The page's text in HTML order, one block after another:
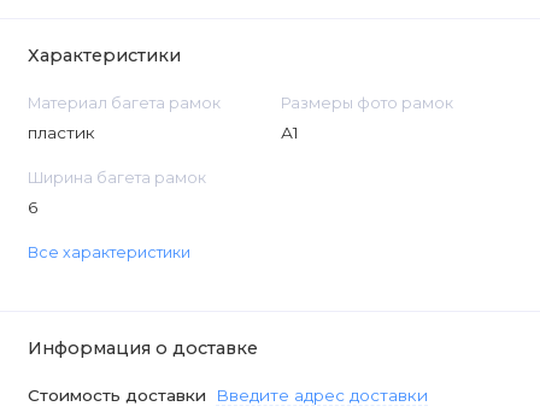
Характеристики
Материал багета рамок
пластик
Размеры фото рамок
А1
Ширина багета рамок
6
Все характеристики
Информация о доставке
Стоимость доставки Введите адрес доставки